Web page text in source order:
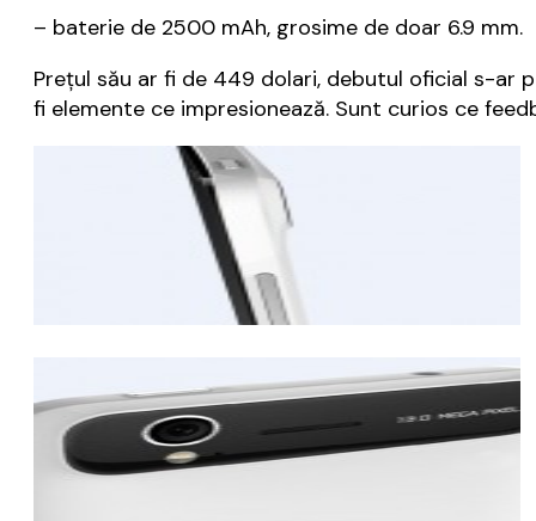
– baterie de 2500 mAh, grosime de doar 6.9 mm.
Prețul său ar fi de 449 dolari, debutul oficial s-ar
fi elemente ce impresionează. Sunt curios ce